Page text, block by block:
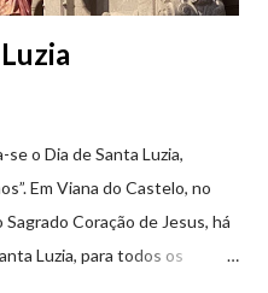
o Dia de Santa Luzia,
Em Viana do Castelo, no
Coração de Jesus, há
Luzia, para todos os